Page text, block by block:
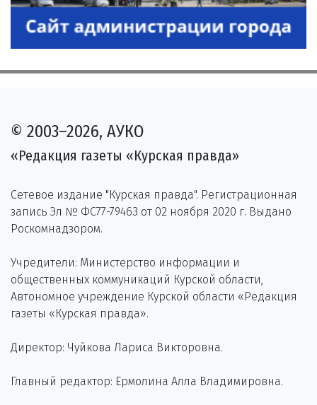
© 2003–2026, АУКО
«Редакция газеты «Курская правда»
Сетевое издание "Курская правда". Регистрационная
запись Эл № ФС77-79463 от 02 ноября 2020 г. Выдано
Роскомнадзором.
Учредители: Министерство информации и
общественных коммуникаций Курской области,
Автономное учреждение Курской области «Редакция
газеты «Курская правда».
Директор: Чуйкова Лариса Викторовна.
Главный редактор: Ермолина Алла Владимировна.